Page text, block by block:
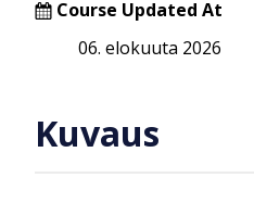
Course Updated At
06. elokuuta 2026
Kuvaus